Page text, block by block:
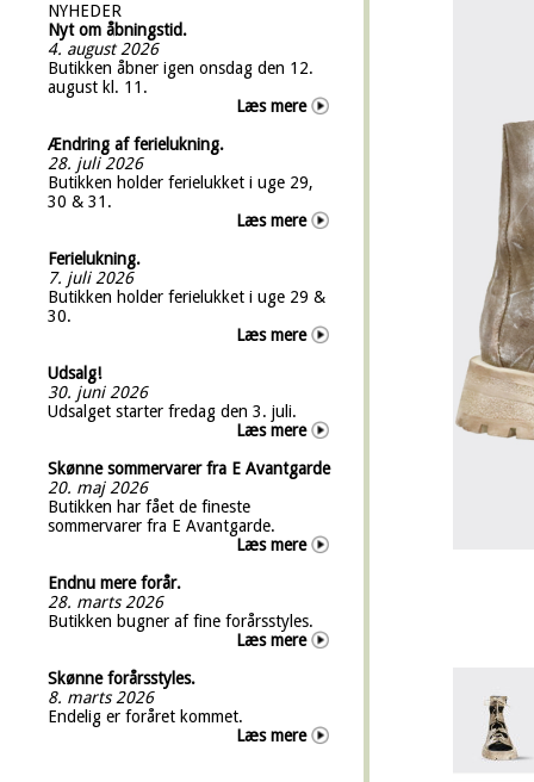
NYHEDER
Nyt om åbningstid.
4. august 2026
Butikken åbner igen onsdag den 12.
august kl. 11.
Læs mere
Ændring af ferielukning.
28. juli 2026
Butikken holder ferielukket i uge 29,
30 & 31.
Læs mere
Ferielukning.
7. juli 2026
Butikken holder ferielukket i uge 29 &
30.
Læs mere
Udsalg!
30. juni 2026
Udsalget starter fredag den 3. juli.
Læs mere
Skønne sommervarer fra E Avantgarde
20. maj 2026
Butikken har fået de fineste
sommervarer fra E Avantgarde.
Læs mere
Endnu mere forår.
28. marts 2026
Butikken bugner af fine forårsstyles.
Læs mere
Skønne forårsstyles.
8. marts 2026
Endelig er foråret kommet.
Læs mere